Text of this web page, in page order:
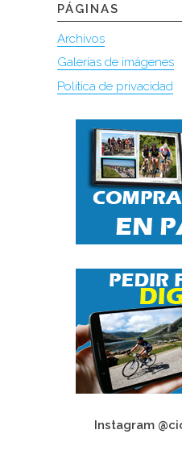
PÁGINAS
Archivos
Galerías de imágenes
Política de privacidad
Instagram